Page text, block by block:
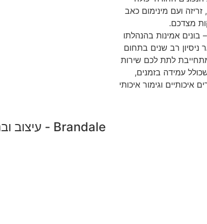
ועם מינימום כאב
מצדכם.
אמינות בהנהלתו
ניסיון רב שנים בתחום
לתת לכם שירות
שכולל עמידה בזמנים,
איכותיים וגימור איכותי
Brandale - עיצוב ובניית אתרים